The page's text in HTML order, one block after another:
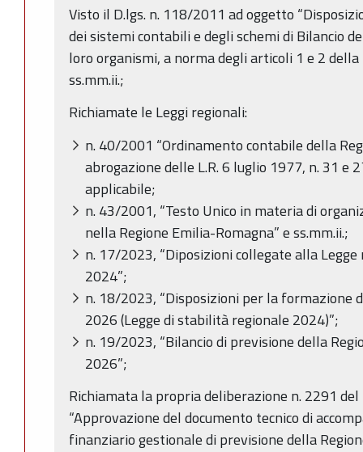
Visto il D.lgs. n. 118/2011 ad oggetto
dei sistemi contabili e degli schemi di Bilancio
loro organismi, a norma degli articoli 1 e 2 della
ss.mm.ii.;
Richiamate le Leggi regionali:
n. 40/2001 “Ordinamento contabile della
abrogazione delle L.R. 6 luglio 1977, n. 31 e
applicabile;
n. 43/2001, “Testo Unico in materia di
nella Regione Emilia-Romagna” e ss.mm.ii.;
n. 17/2023, “Diposizioni collegate alla
2024”;
n. 18/2023, “Disposizioni per la formazione
2026 (Legge di stabilità regionale 2024)”;
n. 19/2023, “Bilancio di previsione della
2026”;
Richiamata la propria deliberazione n. 2291
“Approvazione del documento tecnico di
finanziario gestionale di previsione della